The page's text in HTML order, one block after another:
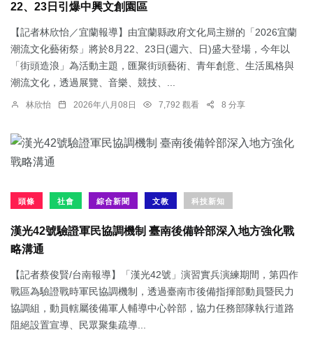
22、23日引爆中興文創園區
【記者林欣怡／宜蘭報導】由宜蘭縣政府文化局主辦的「2026宜蘭
潮流文化藝術祭」將於8月22、23日(週六、日)盛大登場，今年以
「街頭造浪」為活動主題，匯聚街頭藝術、青年創意、生活風格與
潮流文化，透過展覽、音樂、競技、...
林欣怡 2026年八月08日 7,792 觀看 8 分享
頭條 社會 綜合新聞 文教 科技新知
漢光42號驗證軍民協調機制 臺南後備幹部深入地方強化戰
略溝通
【記者蔡俊賢/台南報導】「漢光42號」演習實兵演練期間，第四作
戰區為驗證戰時軍民協調機制，透過臺南市後備指揮部動員暨民力
協調組，動員轄屬後備軍人輔導中心幹部，協力任務部隊執行道路
阻絕設置宣導、民眾聚集疏導...